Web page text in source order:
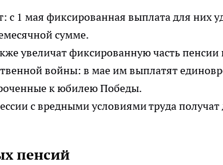
с 1 мая фиксированная выплата для них
сумме.
увеличат фиксированную часть пенсии
войны: в мае им выплатят
к юбилею Победы.
с вредными условиями труда
пенсий